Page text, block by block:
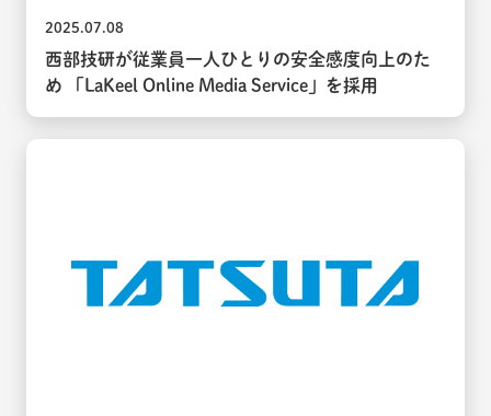
2025.07.08
西部技研が従業員一人ひとりの安全感度向上のた
め 「LaKeel Online Media Service」を採用